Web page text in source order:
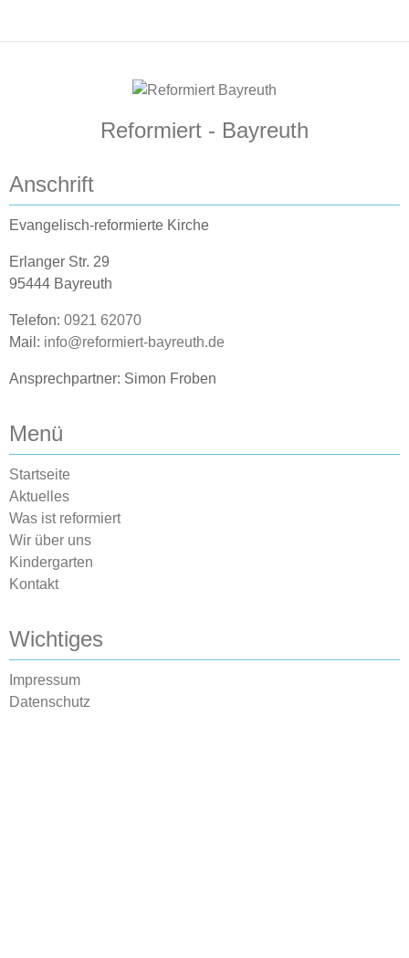
Reformiert - Bayreuth
Anschrift
Evangelisch-reformierte Kirche
Erlanger Str. 29
95444 Bayreuth
Telefon: 0921 62070
Mail: info@reformiert-bayreuth.de
Ansprechpartner: Simon Froben
Menü
Startseite
Aktuelles
Was ist reformiert
Wir über uns
Kindergarten
Kontakt
Wichtiges
Impressum
Datenschutz